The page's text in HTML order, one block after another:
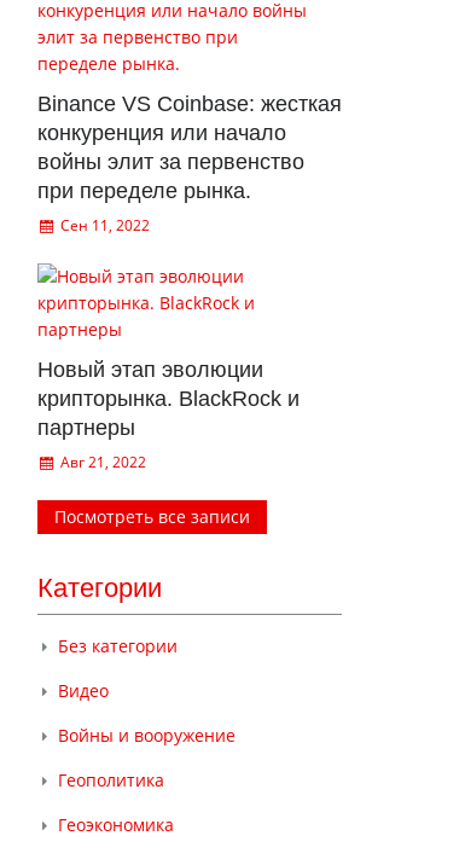
Binance VS Coinbase: жесткая
конкуренция или начало
войны элит за первенство
при переделе рынка.
Сен 11, 2022
Новый этап эволюции
крипторынка. BlackRock и
партнеры
Авг 21, 2022
Посмотреть все записи
Категории
Без категории
Видео
Войны и вооружение
Геополитика
Геоэкономика